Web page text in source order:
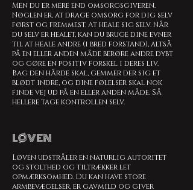
Men du er mere end omsorgsgiveren.
Nøglen er, at drage omsorg for dig selv
først og fremmest. At heale sig selv. Når
du selv er healet, kan du bruge dine evner
til at heale andre (i bred forstand), altså
på en eller anden måde berøre andre dybt
og gøre en positiv forskel i deres liv.
Bag den hårde skal, gemmer der sig et
blødt indre, og dine følelser skal nok
finde vej ud på en eller anden måde. Så
hellere tage kontrollen selv.
LØVEN
Løven udstråler en naturlig autoritet
og stolthed og tiltrækker let
opmærksomhed. Du kan have store
armbevægelser, er gavmild og giver